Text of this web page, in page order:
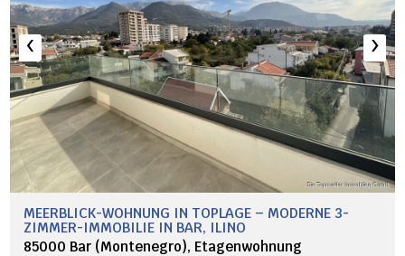
‹ ›
MEERBLICK-WOHNUNG IN TOPLAGE – MODERNE 3-
ZIMMER-IMMOBILIE IN BAR, ILINO
85000 Bar (Montenegro), Etagenwohnung